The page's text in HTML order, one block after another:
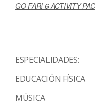
GO FAR! 6 ACTIVITY
ESPECIALIDADES:
EDUCACIÓN FÍSICA
MÚSICA